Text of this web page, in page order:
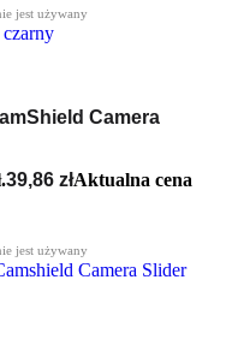
Camera
39,86 złAktualna cena